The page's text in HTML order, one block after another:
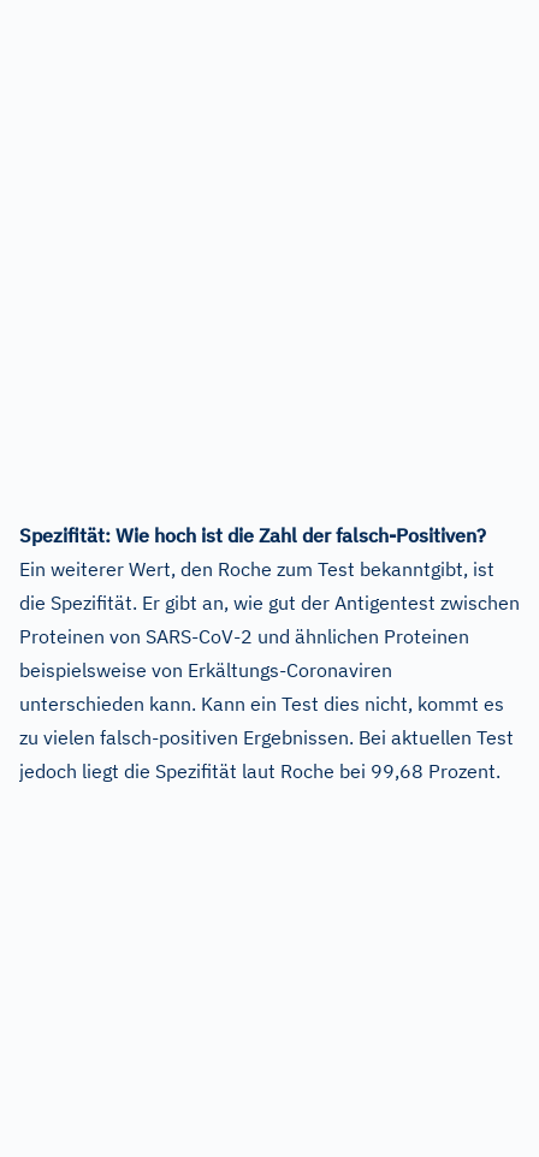
Spezifität: Wie hoch ist die Zahl der falsch-Positiven?
Ein weiterer Wert, den Roche zum Test bekanntgibt, ist
die Spezifität. Er gibt an, wie gut der Antigentest zwischen
Proteinen von SARS-CoV-2 und ähnlichen Proteinen
beispielsweise von Erkältungs-Coronaviren
unterschieden kann. Kann ein Test dies nicht, kommt es
zu vielen falsch-positiven Ergebnissen. Bei aktuellen Test
jedoch liegt die Spezifität laut Roche bei 99,68 Prozent.